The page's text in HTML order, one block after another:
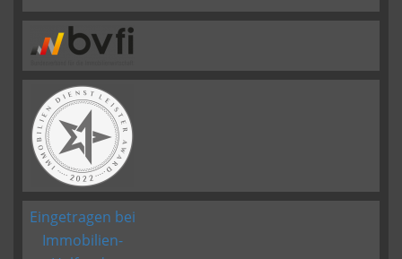
Eingetragen bei
Immobilien-